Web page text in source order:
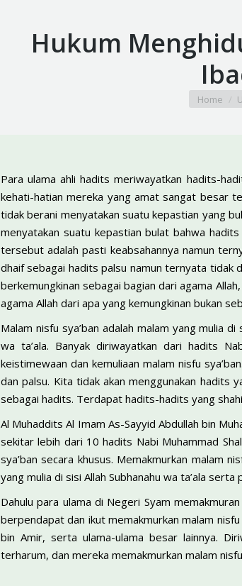
Hukum
You are
Home
Para ulama ahli hadits meriwayatkan hadits-
kehati-hatian mereka yang amat sangat besar
tidak berani menyatakan suatu kepastian yang
menyatakan suatu kepastian bulat bahwa
tersebut adalah pasti keabsahannya namun
dhaif sebagai hadits palsu namun ternyata tidak
berkemungkinan sebagai bagian dari agama
agama Allah dari apa yang kemungkinan bukan
Malam nisfu sya’ban adalah malam yang mulia
wa ta’ala. Banyak diriwayatkan dari hadits
keistimewaan dan kemuliaan malam nisfu
dan palsu. Kita tidak akan menggunakan hadits
sebagai hadits. Terdapat hadits-hadits yang
Al Muhaddits Al Imam As-Sayyid Abdullah bin
sekitar lebih dari 10 hadits Nabi Muhammad
sya’ban secara khusus. Memakmurkan malam
yang mulia di sisi Allah Subhanahu wa ta’ala
Dahulu para ulama di Negeri Syam
berpendapat dan ikut memakmurkan malam
bin Amir, serta ulama-ulama besar lainnya.
terharum, dan mereka memakmurkan malam